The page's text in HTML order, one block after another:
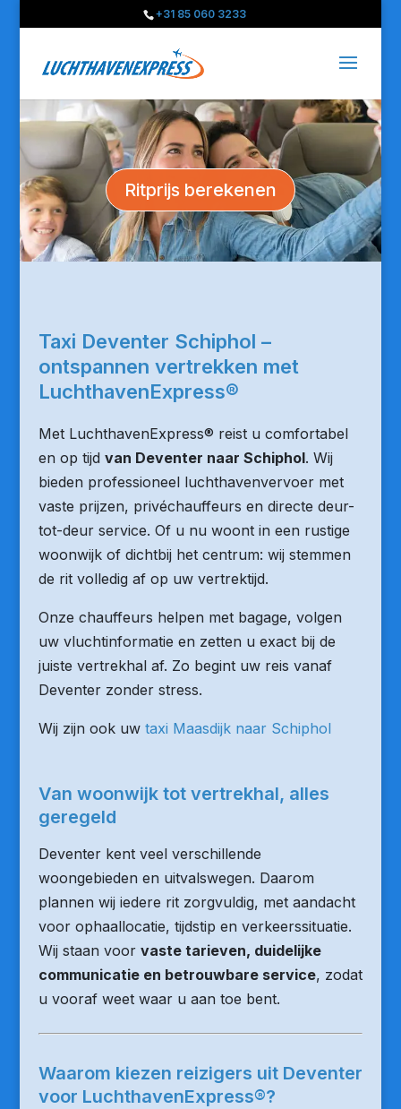
+31 85 060 3233
Ritprijs berekenen
Taxi Deventer Schiphol –
ontspannen vertrekken met
LuchthavenExpress®
Met LuchthavenExpress® reist u comfortabel
en op tijd van Deventer naar Schiphol. Wij
bieden professioneel luchthavenvervoer met
vaste prijzen, privéchauffeurs en directe deur-
tot-deur service. Of u nu woont in een rustige
woonwijk of dichtbij het centrum: wij stemmen
de rit volledig af op uw vertrektijd.
Onze chauffeurs helpen met bagage, volgen
uw vluchtinformatie en zetten u exact bij de
juiste vertrekhal af. Zo begint uw reis vanaf
Deventer zonder stress.
Wij zijn ook uw taxi Maasdijk naar Schiphol
Van woonwijk tot vertrekhal, alles
geregeld
Deventer kent veel verschillende
woongebieden en uitvalswegen. Daarom
plannen wij iedere rit zorgvuldig, met aandacht
voor ophaallocatie, tijdstip en verkeerssituatie.
Wij staan voor vaste tarieven, duidelijke
communicatie en betrouwbare service, zodat
u vooraf weet waar u aan toe bent.
Waarom kiezen reizigers uit Deventer
voor LuchthavenExpress®?